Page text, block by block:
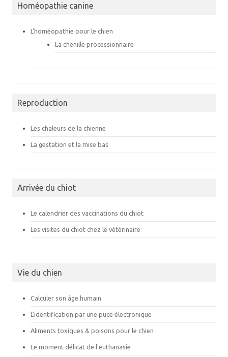
Homéopathie canine
L’homéopathie pour le chien
La chenille processionnaire
Reproduction
Les chaleurs de la chienne
La gestation et la mise bas
Arrivée du chiot
Le calendrier des vaccinations du chiot
Les visites du chiot chez le vétérinaire
Vie du chien
Calculer son âge humain
L'identification par une puce électronique
Aliments toxiques & poisons pour le chien
Le moment délicat de l'euthanasie